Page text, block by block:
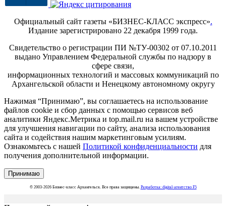
Официальный сайт газеты «БИЗНЕС-КЛАСС экспресс».
Издание зарегистрировано 22 декабря 1999 года.
Свидетельство о регистрации ПИ №ТУ-00302 от 07.10.2011
выдано Управлением Федеральной службы по надзору в
сфере связи,
информационных технологий и массовых коммуникаций по
Архангельской области и Ненецкому автономному округу
Нажимая “Принимаю”, вы соглашаетесь на использование
файлов cookie и сбор данных с помощью сервисов веб
аналитики Яндекс.Метрика и top.mail.ru на вашем устройстве
для улучшения навигации по сайту, анализа использования
сайта и содействия нашим маркетинговым усилиям.
Ознакомьтесь с нашей Политикой конфиденциальности для
получения дополнительной информации.
Принимаю
© 2003-2026 Бизнес-класс Архангельск. Все права защищены. Разработка: digital-агентство F5